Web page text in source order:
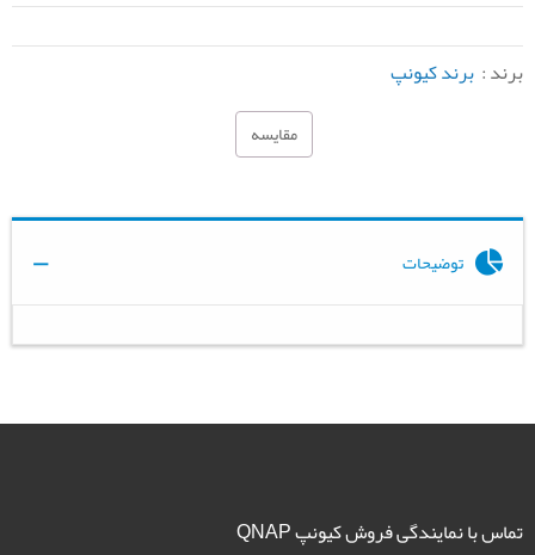
برند : برند کیونپ
مقایسه
توضیحات
تماس با نمایندگی فروش کیونپ QNAP